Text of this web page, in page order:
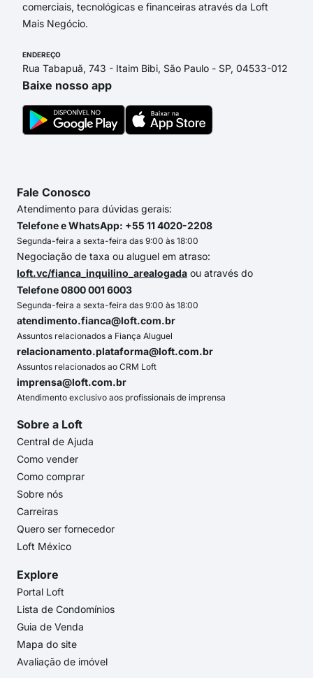
comerciais, tecnológicas e financeiras através da Loft
Mais Negócio.
ENDEREÇO
Rua Tabapuã, 743 - Itaim Bibi, São Paulo - SP, 04533-012
Baixe nosso app
Fale Conosco
Atendimento para dúvidas gerais:
Telefone e WhatsApp: +55 11 4020-2208
Segunda-feira a sexta-feira das 9:00 às 18:00
Negociação de taxa ou aluguel em atraso:
loft.vc/fianca_inquilino_arealogada ou através do
Telefone 0800 001 6003
Segunda-feira a sexta-feira das 9:00 às 18:00
atendimento.fianca@loft.com.br
Assuntos relacionados a Fiança Aluguel
relacionamento.plataforma@loft.com.br
Assuntos relacionados ao CRM Loft
imprensa@loft.com.br
Atendimento exclusivo aos profissionais de imprensa
Sobre a Loft
Central de Ajuda
Como vender
Como comprar
Sobre nós
Carreiras
Quero ser fornecedor
Loft México
Explore
Portal Loft
Lista de Condomínios
Guia de Venda
Mapa do site
Avaliação de imóvel